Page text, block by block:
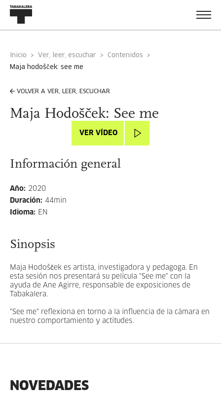
Inicio Ver, leer, escuchar
Contenidos
maja hodošček: see me
VOLVER A VER, LEER, ESCUCHAR
Maja Hodošček: See me
VER VÍDEO
Información general
Año: 2020
Duración: 44min
Idioma: EN
Sinopsis
Maja Hodošček es artista, investigadora y pedagoga. En
esta sesión nos presentará su película "See me" con la
ayuda de Ane Agirre, responsable de exposiciones de
Tabakalera.
"See me" reflexiona en torno a la influencia de la cámara en
nuestro comportamiento y actitudes.
NOVEDADES